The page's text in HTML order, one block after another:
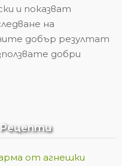
и показват
на
добър резултат
добри
Рецепти
от агнешки